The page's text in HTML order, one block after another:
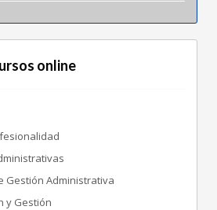
online
Gestión Administrativa
y Gestión